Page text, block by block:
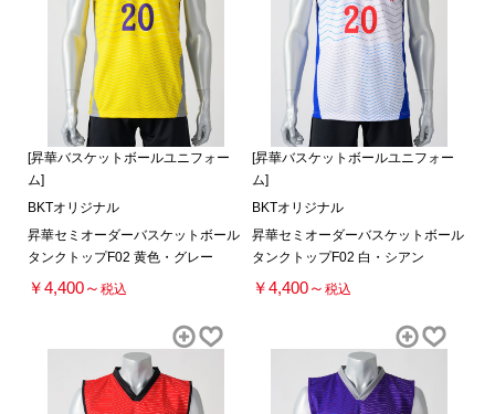
[昇華バスケットボールユニフォー
ム]
BKTオリジナル
昇華セミオーダーバスケットボール
タンクトップF02 黄色・グレー
￥4,400～税込
[昇華バスケットボールユニフォー
ム]
BKTオリジナル
昇華セミオーダーバスケットボール
タンクトップF02 白・シアン
￥4,400～ 税込